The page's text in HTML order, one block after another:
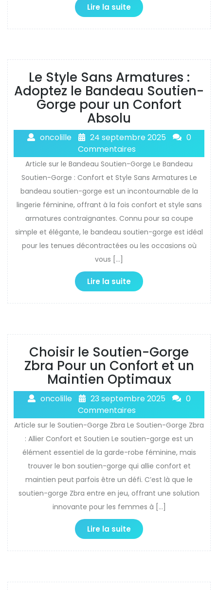
Lire la suite
Le Style Sans Armatures :
Adoptez le Bandeau Soutien-
Gorge pour un Confort
Absolu
oncolille 24 septembre 2025
0
Commentaires
Article sur le Bandeau Soutien-Gorge Le Bandeau
Soutien-Gorge : Confort et Style Sans Armatures Le
bandeau soutien-gorge est un incontournable de la
lingerie féminine, offrant à la fois confort et style sans
armatures contraignantes. Connu pour sa coupe
simple et élégante, le bandeau soutien-gorge est idéal
pour les tenues décontractées ou les occasions où
vous […]
Lire la suite
Choisir le Soutien-Gorge
Zbra Pour un Confort et un
Maintien Optimaux
oncolille 23 septembre 2025
0
Commentaires
Article sur le Soutien-Gorge Zbra Le Soutien-Gorge Zbra
: Allier Confort et Soutien Le soutien-gorge est un
élément essentiel de la garde-robe féminine, mais
trouver le bon soutien-gorge qui allie confort et
maintien peut parfois être un défi. C’est là que le
soutien-gorge Zbra entre en jeu, offrant une solution
innovante pour les femmes à […]
Lire la suite